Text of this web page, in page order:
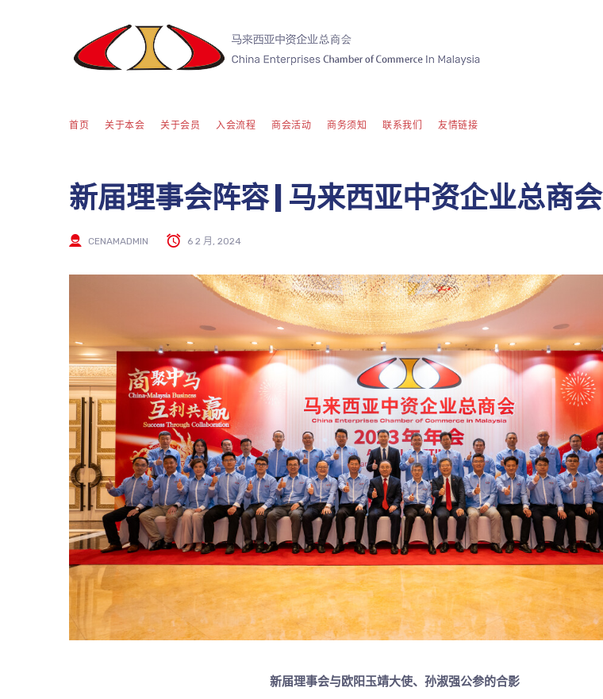
首页 关于本会 关于会员 入会流程 商会活动 商务须知 联系我们 友情链接
新届理事会阵容 | 马来西亚中资企业总商会
CENAMADMIN 6 2 月, 2024
新届理事会与欧阳玉靖大使、孙淑强公参的合影